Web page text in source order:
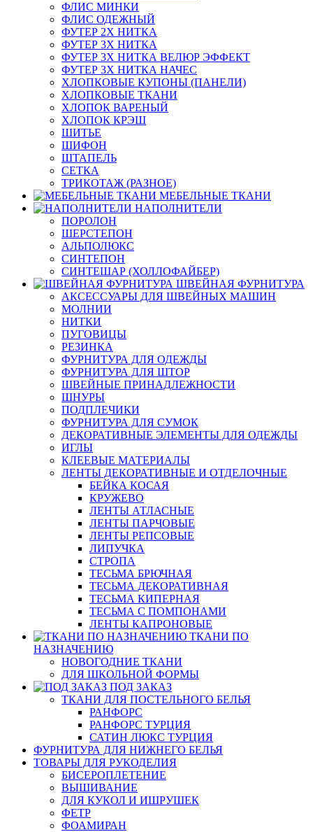
ФЛИС МИНКИ
ФЛИС ОДЕЖНЫЙ
ФУТЕР 2Х НИТКА
ФУТЕР 3Х НИТКА
ФУТЕР 3Х НИТКА ВЕЛЮР ЭФФЕКТ
ФУТЕР 3Х НИТКА НАЧЕС
ХЛОПКОВЫЕ КУПОНЫ (ПАНЕЛИ)
ХЛОПКОВЫЕ ТКАНИ
ХЛОПОК ВАРЕНЫЙ
ХЛОПОК КРЭШ
ШИТЬЕ
ШИФОН
ШТАПЕЛЬ
СЕТКА
ТРИКОТАЖ (РАЗНОЕ)
МЕБЕЛЬНЫЕ ТКАНИ
НАПОЛНИТЕЛИ
ПОРОЛОН
ШЕРСТЕПОН
АЛЬПОЛЮКС
СИНТЕПОН
СИНТЕШАР (ХОЛЛОФАЙБЕР)
ШВЕЙНАЯ ФУРНИТУРА
АКСЕССУАРЫ ДЛЯ ШВЕЙНЫХ МАШИН
МОЛНИИ
НИТКИ
ПУГОВИЦЫ
РЕЗИНКА
ФУРНИТУРА ДЛЯ ОДЕЖДЫ
ФУРНИТУРА ДЛЯ ШТОР
ШВЕЙНЫЕ ПРИНАДЛЕЖНОСТИ
ШНУРЫ
ПОДПЛЕЧИКИ
ФУРНИТУРА ДЛЯ СУМОК
ДЕКОРАТИВНЫЕ ЭЛЕМЕНТЫ ДЛЯ ОДЕЖДЫ
ИГЛЫ
КЛЕЕВЫЕ МАТЕРИАЛЫ
ЛЕНТЫ ДЕКОРАТИВНЫЕ И ОТДЕЛОЧНЫЕ
БЕЙКА КОСАЯ
КРУЖЕВО
ЛЕНТЫ АТЛАСНЫЕ
ЛЕНТЫ ПАРЧОВЫЕ
ЛЕНТЫ РЕПСОВЫЕ
ЛИПУЧКА
СТРОПА
ТЕСЬМА БРЮЧНАЯ
ТЕСЬМА ДЕКОРАТИВНАЯ
ТЕСЬМА КИПЕРНАЯ
ТЕСЬМА С ПОМПОНАМИ
ЛЕНТЫ КАПРОНОВЫЕ
ТКАНИ ПО
НАЗНАЧЕНИЮ
НОВОГОДНИЕ ТКАНИ
ДЛЯ ШКОЛЬНОЙ ФОРМЫ
ПОД ЗАКАЗ
ТКАНИ ДЛЯ ПОСТЕЛЬНОГО БЕЛЬЯ
РАНФОРС
РАНФОРС ТУРЦИЯ
САТИН ЛЮКС ТУРЦИЯ
ФУРНИТУРА ДЛЯ НИЖНЕГО БЕЛЬЯ
ТОВАРЫ ДЛЯ РУКОДЕЛИЯ
БИСЕРОПЛЕТЕНИЕ
ВЫШИВАНИЕ
ДЛЯ КУКОЛ И ИШРУШЕК
ФЕТР
ФОАМИРАН